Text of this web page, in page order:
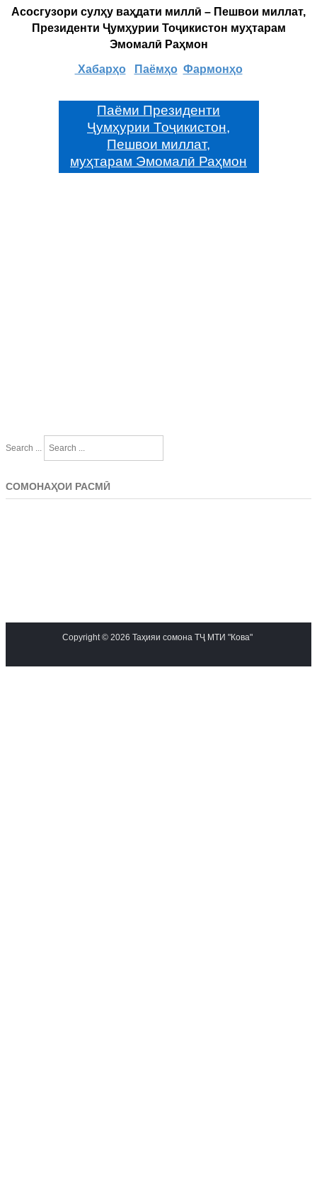
Асосгузори сулҳу ваҳдати миллӣ – Пешвои миллат,
Президенти Ҷумҳурии Тоҷикистон муҳтарам
Эмомалӣ Раҳмон
Хабарҳо Паёмҳо Фармонҳо
Паёми Президенти
Ҷумҳурии Тоҷикистон,
Пешвои миллат,
муҳтарам Эмомалӣ Раҳмон
Search ...
СОМОНАҲОИ РАСМӢ
Copyright © 2026 Таҳияи сомона ТҶ МТИ "Кова"